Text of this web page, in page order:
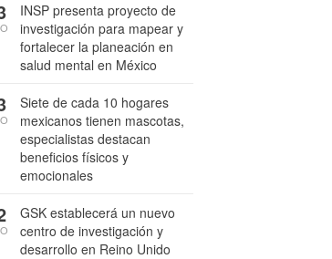
INSP presenta proyecto de
investigación para mapear y
fortalecer la planeación en
salud mental en México
Siete de cada 10 hogares
mexicanos tienen mascotas,
especialistas destacan
beneficios físicos y
emocionales
GSK establecerá un nuevo
centro de investigación y
desarrollo en Reino Unido